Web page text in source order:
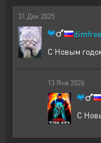
31 Дек 2025
dimfree
С Новым
13 Янв 2026
С